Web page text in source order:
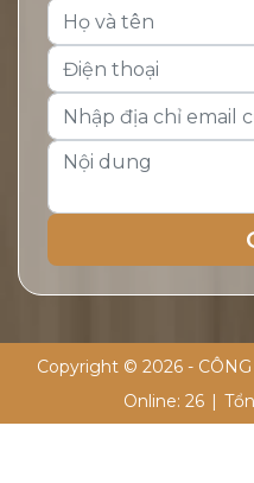
Copyright © 2026 -
Online: 26